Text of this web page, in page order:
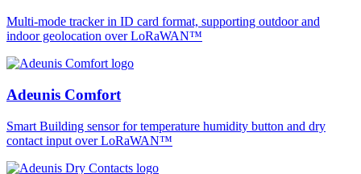
Multi-mode tracker in ID card format, supporting outdoor and
indoor geolocation over LoRaWAN™
Adeunis Comfort
Smart Building sensor for temperature humidity button and dry
contact input over LoRaWAN™